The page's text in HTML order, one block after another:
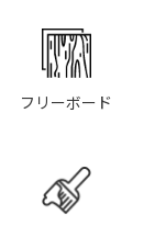
フリーボード